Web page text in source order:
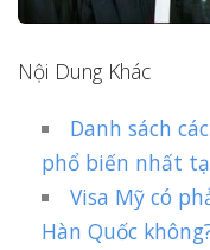
Nội Dung Khác
Danh sách
phổ biến nhất
Visa Mỹ có
Hàn Quốc